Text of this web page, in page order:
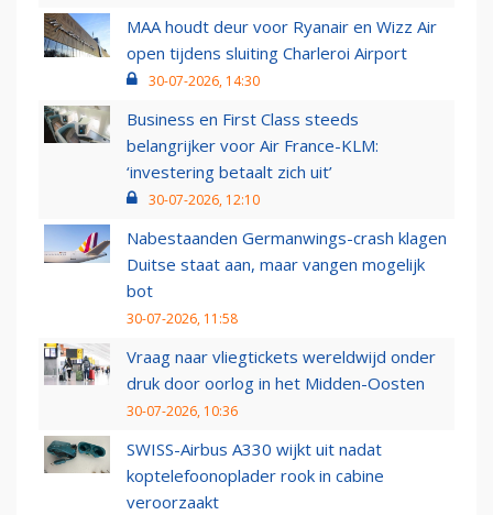
MAA houdt deur voor Ryanair en Wizz Air
open tijdens sluiting Charleroi Airport
30-07-2026, 14:30
Business en First Class steeds
belangrijker voor Air France-KLM:
‘investering betaalt zich uit’
30-07-2026, 12:10
Nabestaanden Germanwings-crash klagen
Duitse staat aan, maar vangen mogelijk
bot
30-07-2026, 11:58
Vraag naar vliegtickets wereldwijd onder
druk door oorlog in het Midden-Oosten
30-07-2026, 10:36
SWISS-Airbus A330 wijkt uit nadat
koptelefoonoplader rook in cabine
veroorzaakt